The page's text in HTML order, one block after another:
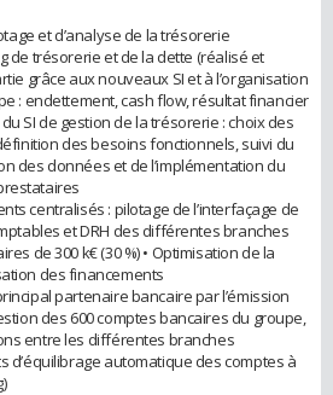
et d’analyse de la trésorerie
de trésorerie et de la dette (réalisé et
grâce aux nouveaux SI et à l’organisation
: endettement, cash flow, résultat financier
SI de gestion de la trésorerie : choix des
des besoins fonctionnels, suivi du
des données et de l’implémentation du
centralisés : pilotage de l’interfaçage de
et DRH des différentes branches
de 300 k€ (30 %) • Optimisation de la
des financements
partenaire bancaire par l’émission
des 600 comptes bancaires du groupe,
entre les différentes branches
d’équilibrage automatique des comptes à